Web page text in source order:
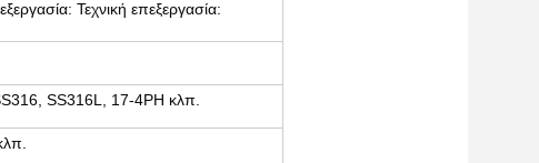
Τεχνική επεξεργασία:
SS316L, 17-4PH κλπ.